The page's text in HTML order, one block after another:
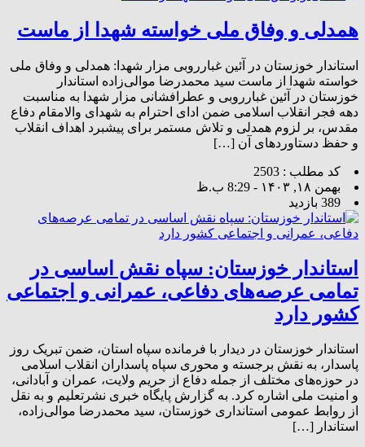
همدلی و وفاق ملی خواسته‌ شهدا از ماست
استاندار خوزستان در آئین غبارروبی مزار شهدا: همدلی و وفاق ملی
خواسته‌ شهدا از ماست سید محمدرضا موالی‌زاده استاندار
خوزستان در آئین غبارروبی و عطرافشانی مزار شهدا به مناسبت
دهه فجر انقلاب اسلامی ضمن ادای احترام به شهدای والامقام دفاع
مقدس، بر لزوم همدلی و تلاش مستمر برای پیشبرد اهداف انقلاب
و حفظ دستاوردهای آن […]
کد مطلب : 2503
بهمن ۱۸, ۱۴۰۳ - 8:29 ب.ظ
389 بازدید
استاندار خوزستان: سپاه نقش اساسی در
تمامی عرصه‌های دفاعی، عمرانی و اجتماعی
کشور دارد
استاندار خوزستان در دیدار با فرمانده سپاه استان، ضمن تبریک روز
پاسدار، به نقش برجسته و محوری سپاه پاسداران انقلاب اسلامی
در حوزه‌های مختلف از جمله دفاع از حریم ولایت، عمران و آبادانی،
و امنیت ملی اشاره کرد. به گزارش پایگاه خبری نشرتعلیم و به نقل
از روابط عمومی استانداری خوزستان، سید محمدرضا موالی‌زاده،
استاندار […]